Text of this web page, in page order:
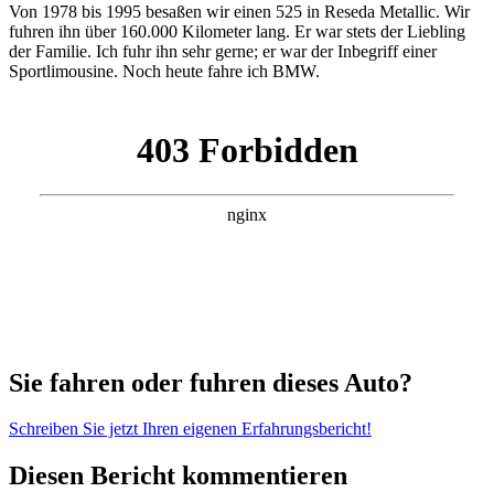
Von 1978 bis 1995 besaßen wir einen 525 in Reseda Metallic. Wir
fuhren ihn über 160.000 Kilometer lang. Er war stets der Liebling
der Familie. Ich fuhr ihn sehr gerne; er war der Inbegriff einer
Sportlimousine. Noch heute fahre ich BMW.
Sie fahren oder fuhren dieses Auto?
Schreiben Sie jetzt Ihren eigenen Erfahrungsbericht!
Diesen Bericht kommentieren